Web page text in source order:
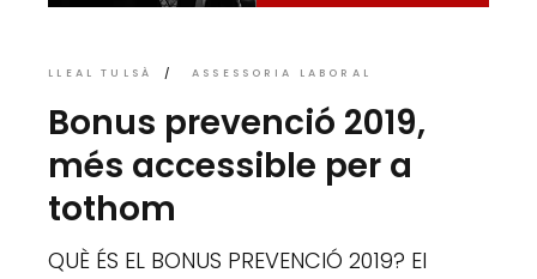
LLEAL TULSÀ ASSESSORIA LABORAL
Bonus prevenció 2019,
més accessible per a
tothom
QUÈ ÉS EL BONUS PREVENCIÓ 2019? El